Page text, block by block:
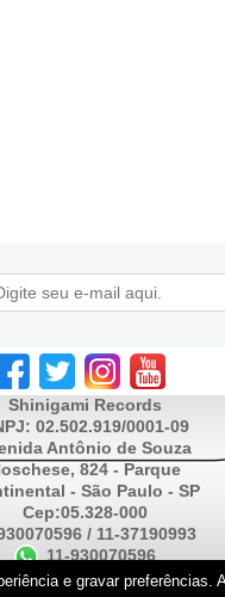
e gravar
Shinigami Records
02.502.919/0001-09
Antônio de Souza
824 - Parque
- São Paulo - SP
Cep:05.328-000
/ 11-37190993
11-930070596